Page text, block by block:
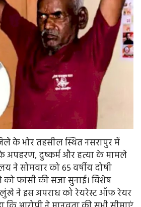
के भोर तहसील स्थित नसरापुर में
के अपहरण, दुष्कर्म और हत्या के मामले
ने सोमवार को 65 वर्षीय दोषी
को फांसी की सजा सुनाई। विशेष
ने इस अपराध को रेयरेस्ट ऑफ रेयर